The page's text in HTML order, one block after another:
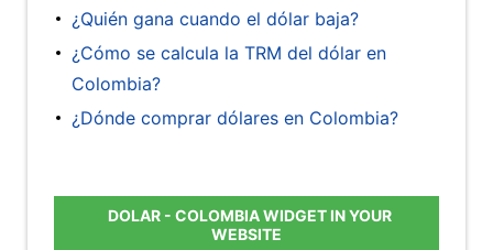
¿Quién gana cuando el dólar baja?
¿Cómo se calcula la TRM del dólar en
Colombia?
¿Dónde comprar dólares en Colombia?
DOLAR - COLOMBIA WIDGET IN YOUR
WEBSITE